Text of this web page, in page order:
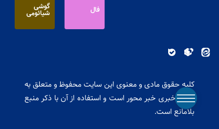
فال گوشی
شیائومی
کلیه حقوق مادی و معنوی این سایت محفوظ و متعلق به
پایگاه خبری خبر محور است و استفاده از آن با ذکر منبع
بلامانع است.